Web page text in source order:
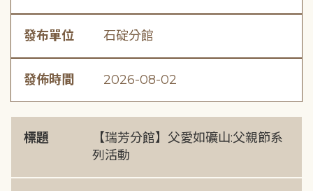
發布單位 石碇分館
發佈時間 2026-08-02
標題
【瑞芳分館】父愛如礦山:父親節系
列活動